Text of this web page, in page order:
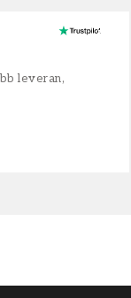
leveran,